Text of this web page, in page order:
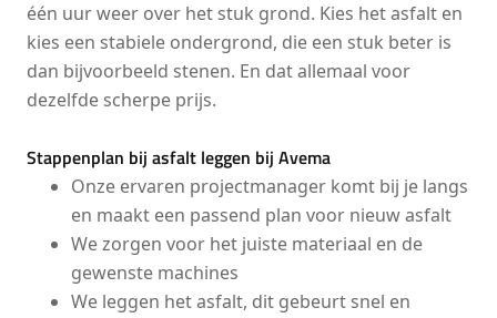
één uur weer over het stuk grond. Kies het asfalt en
kies een stabiele ondergrond, die een stuk beter is
dan bijvoorbeeld stenen. En dat allemaal voor
dezelfde scherpe prijs.
Stappenplan bij asfalt leggen bij Avema
Onze ervaren projectmanager komt bij je langs
en maakt een passend plan voor nieuw asfalt
We zorgen voor het juiste materiaal en de
gewenste machines
We leggen het asfalt, dit gebeurt snel en